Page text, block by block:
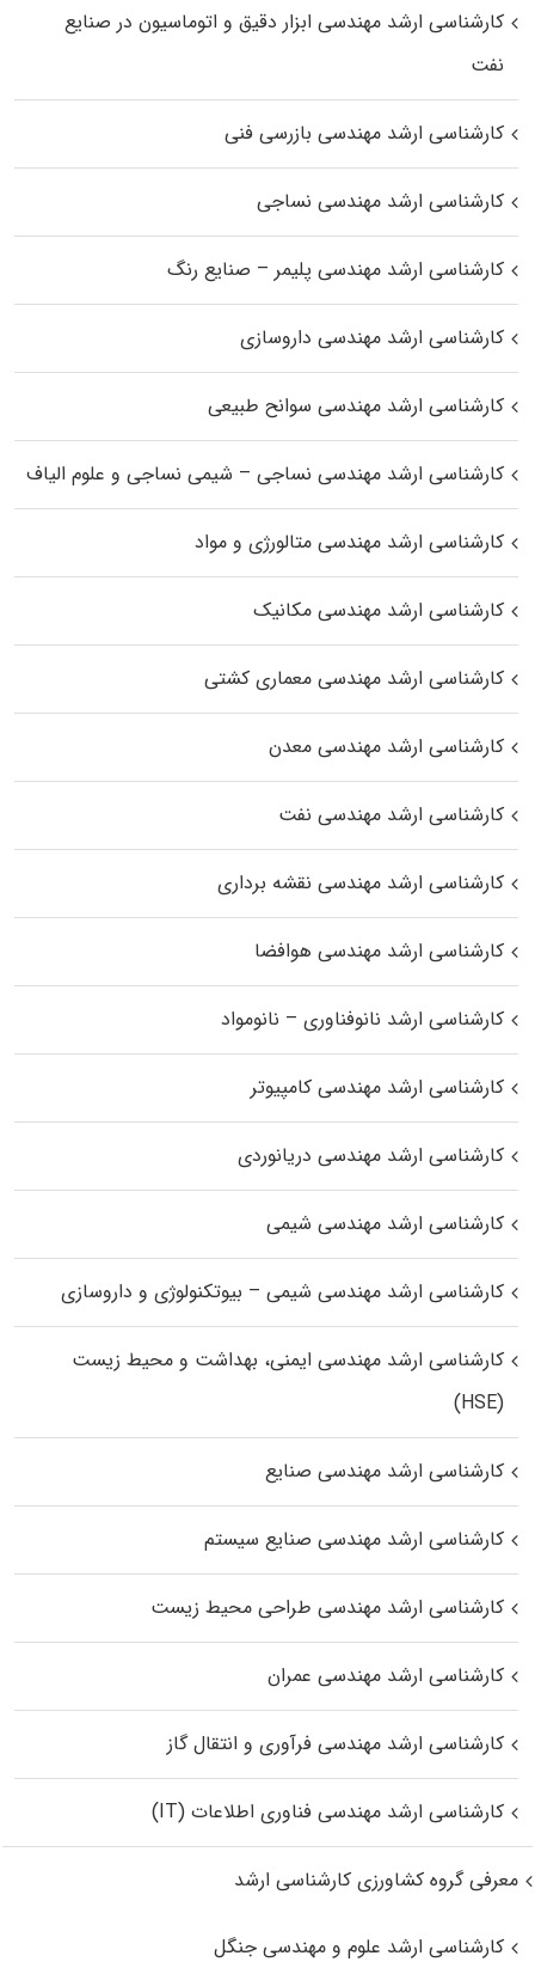
کارشناسی ارشد مهندسی ابزار دقیق و اتوماسیون در صنایع
نفت
کارشناسی ارشد مهندسی بازرسی فنی
کارشناسی ارشد مهندسی نساجی
کارشناسی ارشد مهندسی پلیمر – صنایع رنگ
کارشناسی ارشد مهندسی داروسازی
کارشناسی ارشد مهندسی سوانح طبیعی
کارشناسی ارشد مهندسی نساجی – شیمی نساجی و علوم الیاف
کارشناسی ارشد مهندسی متالورژی و مواد
کارشناسی ارشد مهندسی مکانیک
کارشناسی ارشد مهندسی معماری کشتی
کارشناسی ارشد مهندسی معدن
کارشناسی ارشد مهندسی نفت
کارشناسی ارشد مهندسی نقشه برداری
کارشناسی ارشد مهندسی هوافضا
کارشناسی ارشد نانوفناوری – نانومواد
کارشناسی ارشد مهندسی کامپیوتر
کارشناسی ارشد مهندسی دریانوردی
کارشناسی ارشد مهندسی شیمی
کارشناسی ارشد مهندسی شیمی – بیوتکنولوژی و داروسازی
کارشناسی ارشد مهندسی ایمنی، بهداشت و محیط زیست
(HSE)
کارشناسی ارشد مهندسی صنایع
کارشناسی ارشد مهندسی صنایع سیستم
کارشناسی ارشد مهندسی طراحی محیط زیست
کارشناسی ارشد مهندسی عمران
کارشناسی ارشد مهندسی فرآوری و انتقال گاز
کارشناسی ارشد مهندسی فناوری اطلاعات (IT)
معرفی گروه کشاورزی کارشناسی ارشد
کارشناسی ارشد علوم و مهندسی جنگل